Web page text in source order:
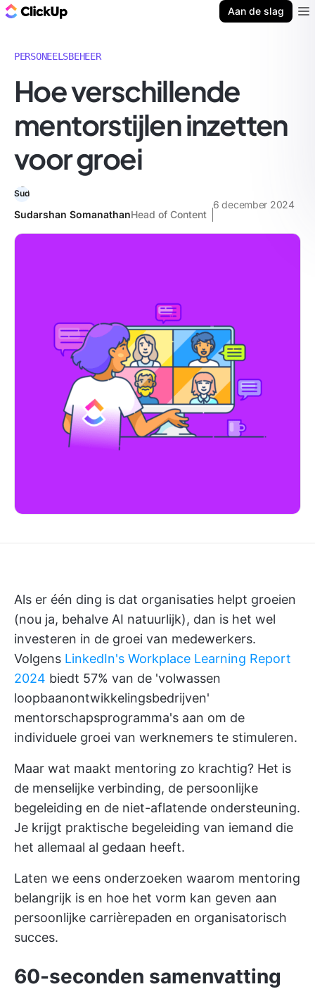
Aan de slag
PERSONEELSBEHEER
Hoe verschillende
mentorstijlen inzetten
voor groei
Sudarshan SomanathanHead of Content
6 december 2024
Als er één ding is dat organisaties helpt groeien
(nou ja, behalve AI natuurlijk), dan is het wel
investeren in de groei van medewerkers.
Volgens LinkedIn's Workplace Learning Report
2024 biedt 57% van de 'volwassen
loopbaanontwikkelingsbedrijven'
mentorschapsprogramma's aan om de
individuele groei van werknemers te stimuleren.
Maar wat maakt mentoring zo krachtig? Het is
de menselijke verbinding, de persoonlijke
begeleiding en de niet-aflatende ondersteuning.
Je krijgt praktische begeleiding van iemand die
het allemaal al gedaan heeft.
Laten we eens onderzoeken waarom mentoring
belangrijk is en hoe het vorm kan geven aan
persoonlijke carrièrepaden en organisatorisch
succes.
60-seconden samenvatting